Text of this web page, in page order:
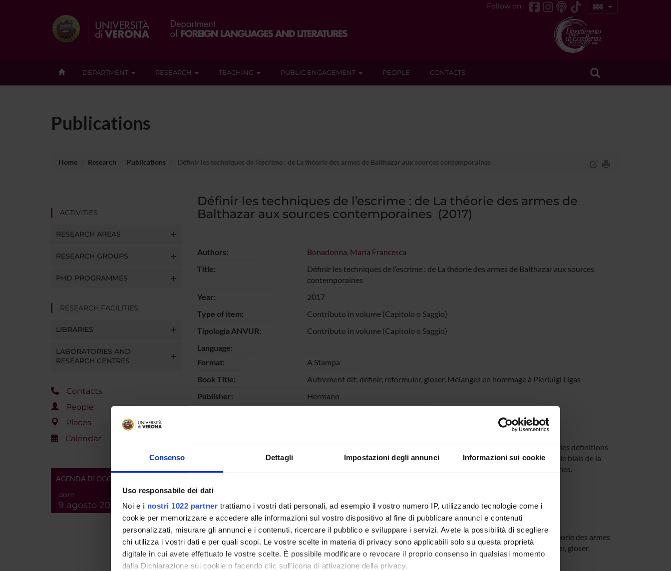
Consenso Dettagli Impostazioni degli annunci Informazioni sui cookie
Uso responsabile dei dati
Noi e i nostri 1022 partner trattiamo i vostri dati personali, ad esempio il vostro numero IP, utilizzando tecnologie come i
cookie per memorizzare e accedere alle informazioni sul vostro dispositivo al fine di pubblicare annunci e contenuti
personalizzati, misurare gli annunci e i contenuti, ricercare il pubblico e sviluppare i servizi. Avete la possibilità di scegliere
chi utilizza i vostri dati e per quali scopi. Le vostre scelte in materia di privacy sono applicabili solo su questa proprietà
digitale in cui avete effettuato le vostre scelte. È possibile modificare o revocare il proprio consenso in qualsiasi momento
dalla Dichiarazione sui cookie o facendo clic sull'icona di attivazione della privacy.
Follow on
DEPARTMENT RESEARCH TEACHING PUBLIC ENGAGEMENT PEOPLE CONTACTS
Publications
Home Research Publications Définir les techniques de l’escrime : de La théorie des armes de Balthazar aux sources contemporaines
ACTIVITIES
RESEARCH AREAS
RESEARCH GROUPS
PHD PROGRAMMES
RESEARCH FACILITIES
LIBRARIES
LABORATORIES AND
RESEARCH CENTRES
Contacts
People
Places
Calendar
AGENDA DI OGGI
dom
9 agosto 2026
Définir les techniques de l’escrime : de La théorie des armes de
Balthazar aux sources contemporaines (2017)
Authors:
Bonadonna, Maria Francesca
Title:
Définir les techniques de l’escrime : de La théorie des armes de Balthazar aux sources
contemporaines
Year:
2017
Type of item:
Contributo in volume (Capitolo o Saggio)
Tipologia ANVUR:
Contributo in volume (Capitolo o Saggio)
Language:
Format:
A Stampa
Book Title:
Autrement dit: définir, reformuler, gloser. Mélanges en hommage à Pierluigi Ligas
Publisher:
Hermann
Short description of
Dans cette contribution, nous nous proposons de considérer les termes et les définitions
de quelques techniques de l’escrime selon une approche diachronique, par le biais de la
comparaison entre un manuel du XVIIIe siècle et des sources contemporaines.
Product ID:
Handle IRIS:
11562/969890
Last Modified:
July 3, 2024
Bibliographic citation:
Bonadonna, Maria Francesca
Définir les techniques de l’escrime : de La théorie des armes
de Balthazar aux sources contemporaines Autrement dit: définir, reformuler, gloser.
Mélanges en hommage à Pierluigi Ligas,Hermann ,2017,pp. 223-240